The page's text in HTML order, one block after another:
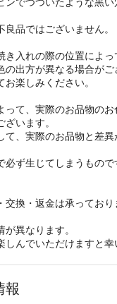
品ではございません。
入れの際の位置によっ
出方が異なる場合がご
楽しみください。
って、実際のお品物の
います。
て、実際のお品物と差
必ず生じてしまうもの
交換・返金は承ってお
異なります。
んでいただけますと幸
報